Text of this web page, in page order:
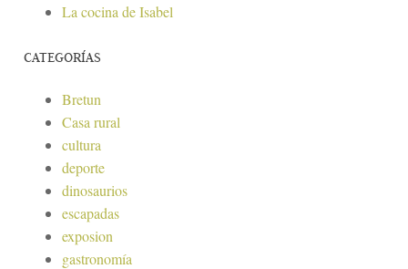
La cocina de Isabel
CATEGORÍAS
Bretun
Casa rural
cultura
deporte
dinosaurios
escapadas
exposion
gastronomía